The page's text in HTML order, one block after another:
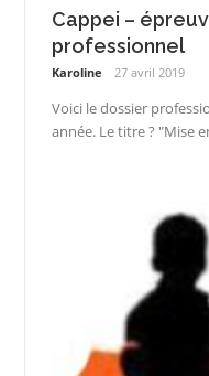
Cappei –
professionnel
Karoline 27 avril 2019
Voici le dossier
année. Le titre ? "Mise